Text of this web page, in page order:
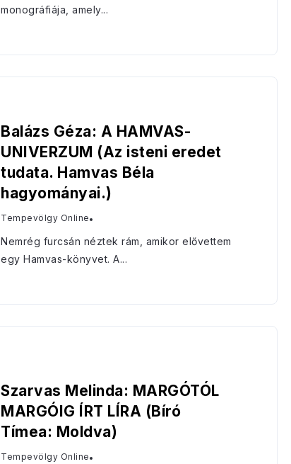
monográfiája, amely...
Balázs Géza: A HAMVAS-
UNIVERZUM (Az isteni eredet
tudata. Hamvas Béla
hagyományai.)
Tempevölgy Online
Nemrég furcsán néztek rám, amikor elővettem
egy Hamvas-könyvet. A...
Szarvas Melinda: MARGÓTÓL
MARGÓIG ÍRT LÍRA (Bíró
Tímea: Moldva)
Tempevölgy Online